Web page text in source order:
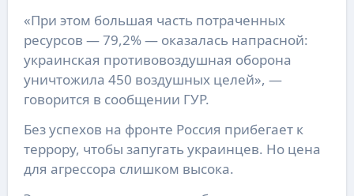
«При этом большая часть потраченных
ресурсов — 79,2% — оказалась напрасной:
украинская противовоздушная оборона
уничтожила 450 воздушных целей», —
говорится в сообщении ГУР.
Без успехов на фронте Россия прибегает к
террору, чтобы запугать украинцев. Но цена
для агрессора слишком высока.